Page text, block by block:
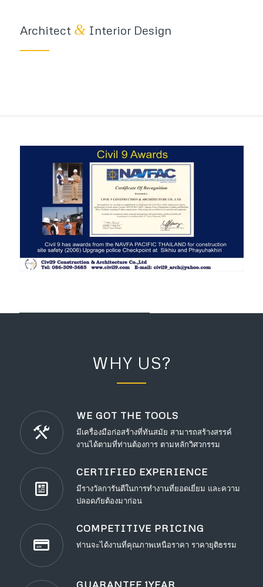
Architect &Interior Design
WHY US?
WE GOT THE TOOLS
มีเครื่องมือก่อสร้างที่ทันสมัย สามารถสร้างสรรค์
งานได้ตามที่ท่านต้องการ ตามหลักวิศวกรรม
CERTIFIED EXPERIENCE
มีรางวัลการันตีในการทำงานที่ยอดเยี่ยม และความ
ปลอดภัยต้องมาก่อน
COMPETITIVE PRICING
ท่านจะได้งานที่คุณภาพเหนือราคา ราคายุติธรรม